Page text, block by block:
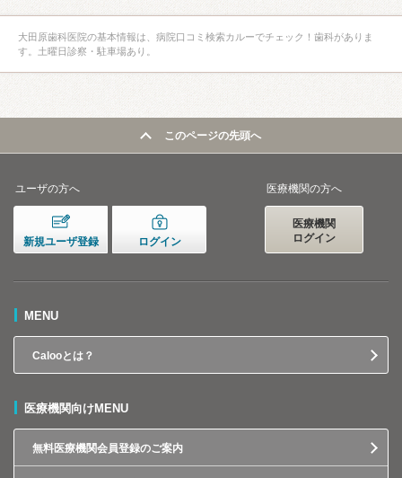
大田原歯科医院の基本情報は、病院口コミ検索カルーでチェック！歯科がありま
す。土曜日診察・駐車場あり。
このページの先頭へ
ユーザの方へ
新規ユーザ登録 ログイン
医療機関の方へ
医療機関
ログイン
MENU
Calooとは？
医療機関向けMENU
無料医療機関会員登録のご案内